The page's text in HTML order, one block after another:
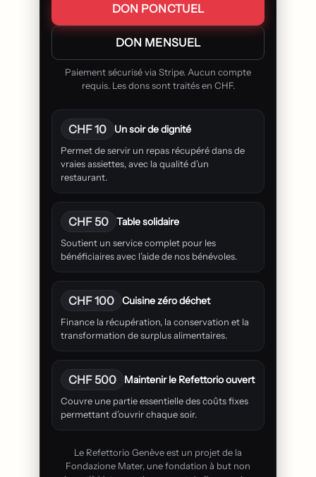
DON PONCTUEL
DON MENSUEL
Paiement sécurisé via Stripe. Aucun compte
requis. Les dons sont traités en CHF.
CHF 10 Un soir de dignité
Permet de servir un repas récupéré dans de
vraies assiettes, avec la qualité d’un
restaurant.
CHF 50 Table solidaire
Soutient un service complet pour les
bénéficiaires avec l’aide de nos bénévoles.
CHF 100 Cuisine zéro déchet
Finance la récupération, la conservation et la
transformation de surplus alimentaires.
CHF 500 Maintenir le Refettorio ouvert
Couvre une partie essentielle des coûts fixes
permettant d’ouvrir chaque soir.
Le Refettorio Genève est un projet de la
Fondazione Mater, une fondation à but non